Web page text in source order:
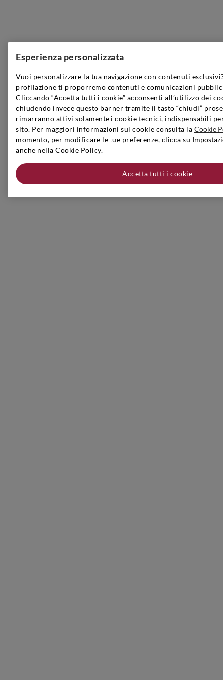
Esperienza personalizzata
Vuoi personalizzare la tua navigazione con contenuti
profilazione ti proporremo contenuti e comunicazioni
Cliccando “Accetta tutti i cookie” acconsenti all’utilizzo dei
chiudendo invece questo banner tramite il tasto “chiudi”
rimarranno attivi solamente i cookie tecnici, indispensabili
sito. Per maggiori informazioni sui cookie consulta la Cookie
momento, per modificare le tue preferenze, clicca su
anche nella Cookie Policy.
Accetta tutti i cookie